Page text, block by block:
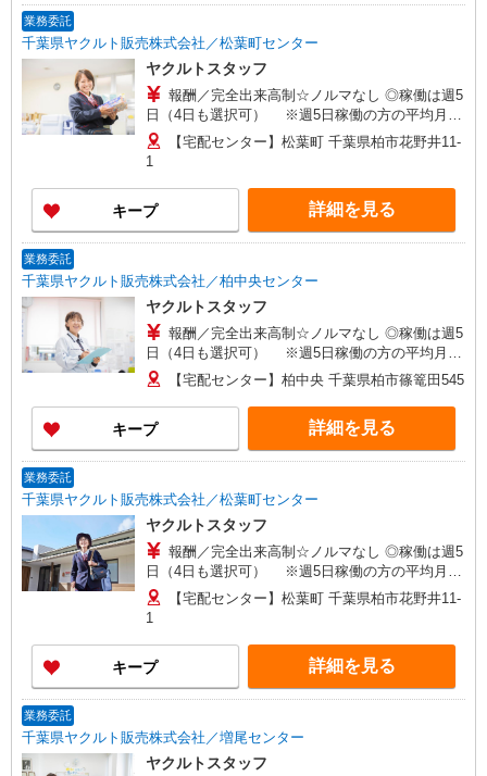
業務委託
千葉県ヤクルト販売株式会社／松葉町センター
ヤクルトスタッフ
報酬／完全出来高制☆ノルマなし ◎稼働は週5
日（4日も選択可） ※週5日稼働の方の平均月収
27万円 「あなたに合わせた」働き方ができます。
働き方やご希望の収入など、お気軽にお問い合わ
方が活躍中！
【宅配センター】松葉町 千葉県柏市花野井11-
1
キープ 詳細を見る
業務委託
千葉県ヤクルト販売株式会社／柏中央センター
ヤクルトスタッフ
報酬／完全出来高制☆ノルマなし ◎稼働は週5
日（4日も選択可） ※週5日稼働の方の平均月収
27万円 「あなたに合わせた」働き方ができます。
働き方やご希望の収入など、お気軽にお問い合わ
せください！ ◎20代〜50代を中心に幅広い年代の
方が活躍中！
【宅配センター】柏中央 千葉県柏市篠篭田545
キープ 詳細を見る
業務委託
千葉県ヤクルト販売株式会社／松葉町センター
ヤクルトスタッフ
報酬／完全出来高制☆ノルマなし ◎稼働は週5
日（4日も選択可） ※週5日稼働の方の平均月収
27万円 「あなたに合わせた」働き方ができます。
働き方やご希望の収入など、お気軽にお問い合わ
方が活躍中！
【宅配センター】松葉町 千葉県柏市花野井11-
1
キープ 詳細を見る
業務委託
千葉県ヤクルト販売株式会社／増尾センター
ヤクルトスタッフ